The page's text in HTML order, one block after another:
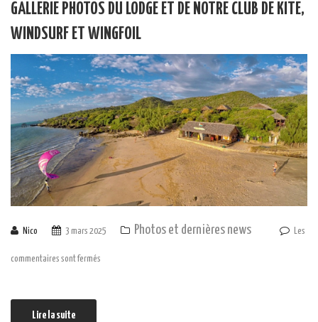
GALLERIE PHOTOS DU LODGE ET DE NOTRE CLUB DE KITE,
WINDSURF ET WINGFOIL
Nico 3 mars 2025 Photos et dernières news Les
commentaires sont fermés
Lire la suite